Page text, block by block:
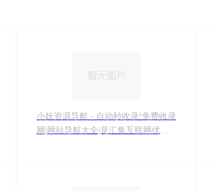
小妖资源导航 - 自动秒收录!免费收录
网|网站导航大全|是汇集互联网优质